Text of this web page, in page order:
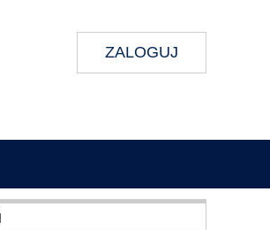
ZALOGUJ
Wykonanie:Delta Interactive